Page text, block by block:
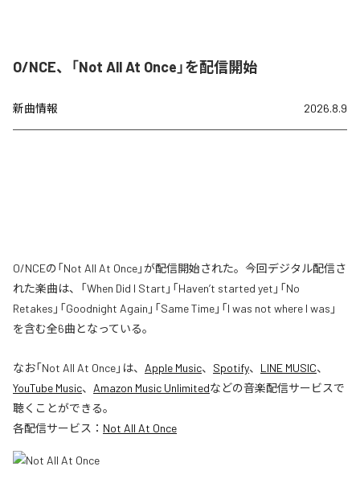
O/NCE、「Not All At Once」を配信開始
新曲情報 2026.8.9
O/NCEの「Not All At Once」が配信開始された。今回デジタル配信さ
れた楽曲は、「When Did I Start」「Haven’t started yet」「No
Retakes」「Goodnight Again」「Same Time」「I was not where I was」
を含む全6曲となっている。
なお「Not All At Once」は、 Apple Music、 Spotify、 LINE MUSIC、
YouTube Music、 Amazon Music Unlimitedなどの音楽配信サービスで
聴くことができる。
各配信サービス： Not All At Once